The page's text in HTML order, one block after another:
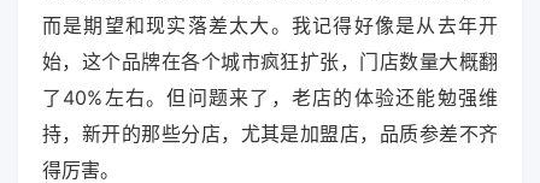
而是期望和现实落差太大。我记得好像是从去年开
始，这个品牌在各个城市疯狂扩张，门店数量大概翻
了40%左右。但问题来了，老店的体验还能勉强维
持，新开的那些分店，尤其是加盟店，品质参差不齐
得厉害。